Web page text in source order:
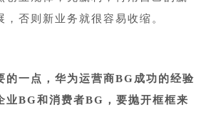
否则新业务就很容易收缩。
的一点，华为运营商BG成功的经验
业BG和消费者BG，要抛开框框来